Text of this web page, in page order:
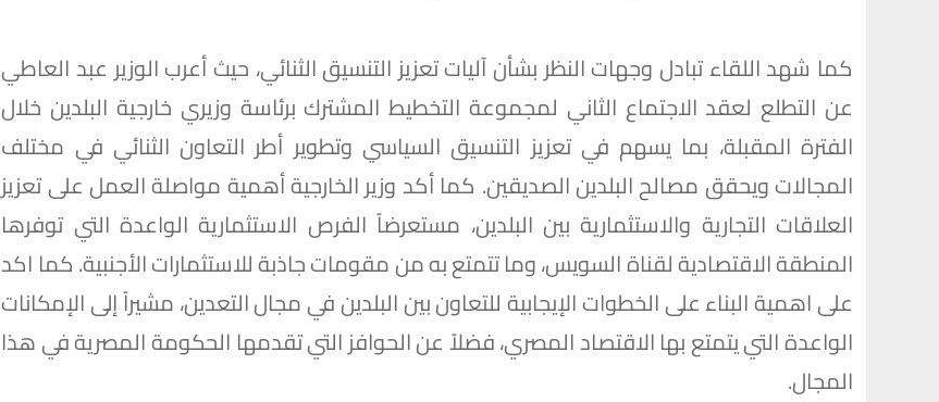
كما شهد اللقاء تبادل وجهات النظر بشأن آليات تعزيز التنسيق الثنائي، حيث أعرب الوزير عبد العاطي
عن التطلع لعقد الاجتماع الثاني لمجموعة التخطيط المشترك برئاسة وزيري خارجية البلدين خلال
الفترة المقبلة، بما يسهم في تعزيز التنسيق السياسي وتطوير أطر التعاون الثنائي في مختلف
المجالات ويحقق مصالح البلدين الصديقين. كما أكد وزير الخارجية أهمية مواصلة العمل على تعزيز
العلاقات التجارية والاستثمارية بين البلدين، مستعرضاً الفرص الاستثمارية الواعدة التي توفرها
المنطقة الاقتصادية لقناة السويس، وما تتمتع به من مقومات جاذبة للاستثمارات الأجنبية. كما اكد
على اهمية البناء على الخطوات الإيجابية للتعاون بين البلدين في مجال التعدين، مشيراً إلى الإمكانات
الواعدة التي يتمتع بها الاقتصاد المصري، فضلاً عن الحوافز التي تقدمها الحكومة المصرية في هذا
المجال.